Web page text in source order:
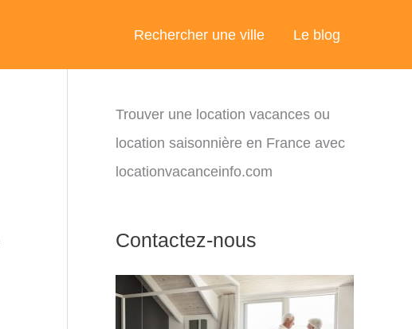
Rechercher une ville Le blog
Trouver une location vacances ou
location saisonnière en France avec
locationvacanceinfo.com
Contactez-nous